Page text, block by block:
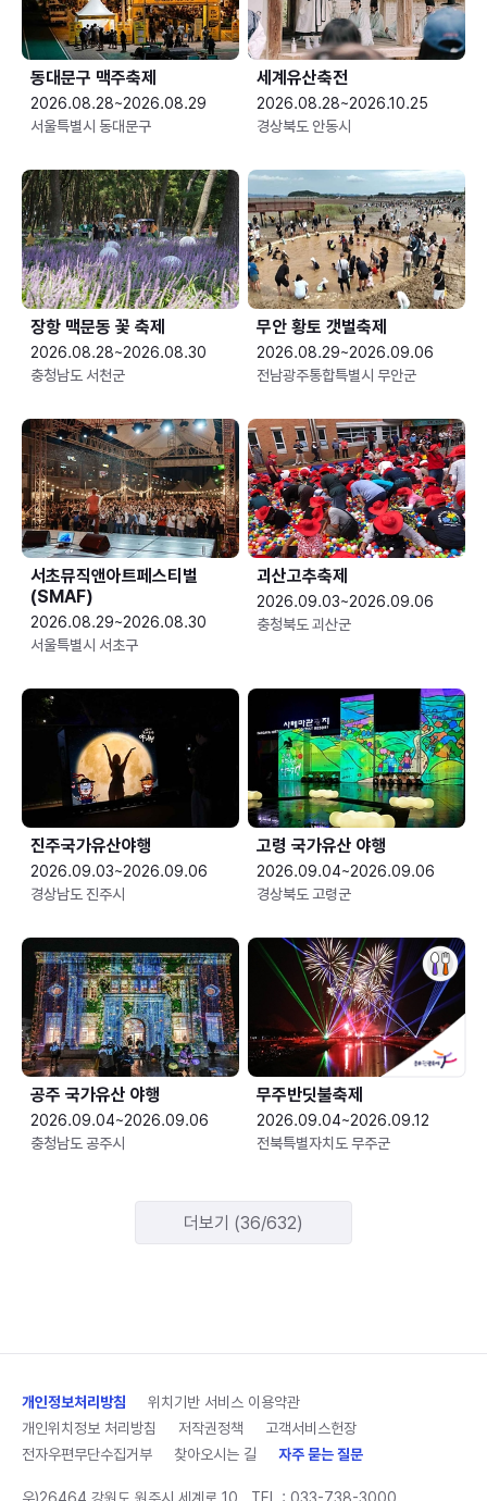
동대문구 맥주축제
2026.08.28~2026.08.29
서울특별시 동대문구
세계유산축전
2026.08.28~2026.10.25
경상북도 안동시
장항 맥문동 꽃 축제
2026.08.28~2026.08.30
충청남도 서천군
무안 황토 갯벌축제
2026.08.29~2026.09.06
전남광주통합특별시 무안군
서초뮤직앤아트페스티벌
(SMAF)
2026.08.29~2026.08.30
서울특별시 서초구
괴산고추축제
2026.09.03~2026.09.06
충청북도 괴산군
진주국가유산야행
2026.09.03~2026.09.06
경상남도 진주시
고령 국가유산 야행
2026.09.04~2026.09.06
경상북도 고령군
공주 국가유산 야행
2026.09.04~2026.09.06
충청남도 공주시
무주반딧불축제
2026.09.04~2026.09.12
전북특별자치도 무주군
더보기 (36/632)
개인정보처리방침
위치기반 서비스 이용약관
개인위치정보 처리방침
저작권정책
고객서비스헌장
전자우편무단수집거부
찾아오시는 길 자주 묻는 질문